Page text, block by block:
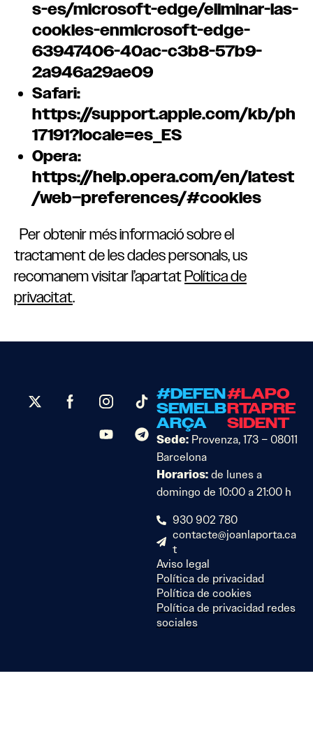
s-es/microsoft-edge/eliminar-las-
cookies-enmicrosoft-edge-
63947406-40ac-c3b8-57b9-
2a946a29ae09
Safari:
https://support.apple.com/kb/ph
17191?locale=es_ES
Opera:
https://help.opera.com/en/latest
/web–preferences/#cookies
Per obtenir més informació sobre el
tractament de les dades personals, us
recomanem visitar l’apartatPolítica de
privacitat.
#DEFEN
SEMELB
ARÇA
#LAPO
RTAPRE
SIDENT
Sede: Provenza, 173 – 08011
Barcelona
Horarios: de lunes a
domingo de 10:00 a 21:00 h
930 902 780
contacte@joanlaporta.ca
t
Aviso legal
Política de privacidad
Política de cookies
Política de privacidad redes
sociales